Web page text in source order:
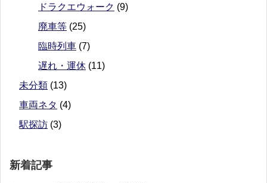
ドラクエウォーク (9)
廃車等 (25)
臨時列車 (7)
遅れ・運休 (11)
未分類 (13)
車両ネタ (4)
駅探訪 (3)
新着記事